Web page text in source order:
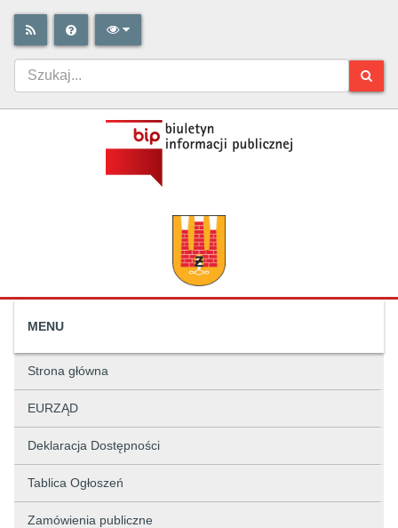
MENU
Strona główna
EURZĄD
Deklaracja Dostępności
Tablica Ogłoszeń
Zamówienia publiczne